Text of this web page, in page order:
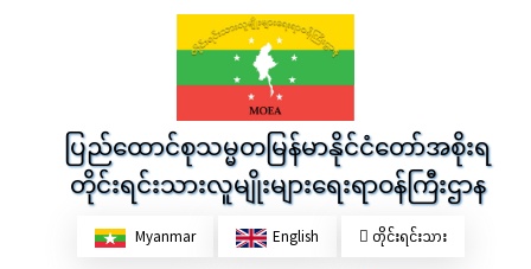
ပြည်ထောင်စုသမ္မတမြန်မာနိုင်ငံတော်အစိုးရ
တိုင်းရင်းသားလူမျိုးများရေးရာဝန်ကြီးဌာန
Myanmar English တိုင်းရင်းသား